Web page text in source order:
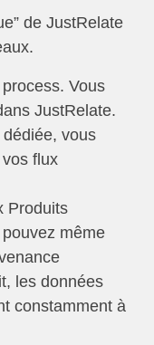
de JustRelate
Vous
JustRelate.
vous
flux
Produits
même
les données
constamment à